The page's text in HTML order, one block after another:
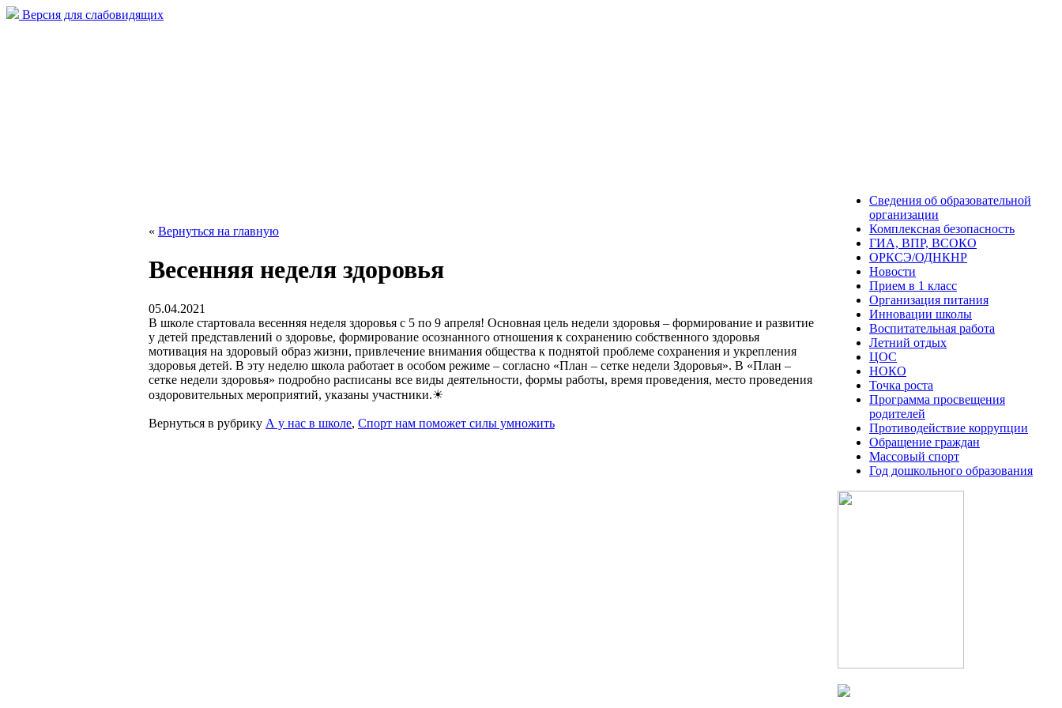
Версия для слабовидящих
« Вернуться на главную
Весенняя неделя здоровья
05.04.2021
В школе стартовала весенняя неделя здоровья с 5 по 9 апреля! Основная цель недели здоровья – формирование и развитие
у детей представлений о здоровье, формирование осознанного отношения к сохранению собственного здоровья
мотивация на здоровый образ жизни, привлечение внимания общества к поднятой проблеме сохранения и укрепления
здоровья детей. В эту неделю школа работает в особом режиме – согласно «План – сетке недели Здоровья». В «План –
сетке недели здоровья» подробно расписаны все виды деятельности, формы работы, время проведения, место проведения
оздоровительных мероприятий, указаны участники.☀
Вернуться в рубрику А у нас в школе, Спорт нам поможет силы умножить
Сведения об образовательной
организации
Комплексная безопасность
ГИА, ВПР, ВСОКО
ОРКСЭ/ОДНКНР
Новости
Прием в 1 класс
Организация питания
Инновации школы
Воспитательная работа
Летний отдых
ЦОС
НОКО
Точка роста
Программа просвещения
родителей
Противодействие коррупции
Обращение граждан
Массовый спорт
Год дошкольного образования